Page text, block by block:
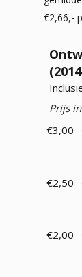
€2,66,-